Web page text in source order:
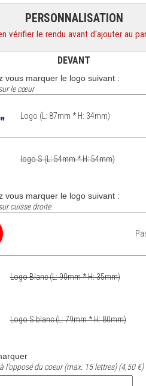
PERSONNALISATION
vérifier le rendu avant d'ajouter au
DEVANT
vous marquer le logo suivant :
le cœur
Logo (L: 87mm * H: 34mm)
logo S (L: 54mm * H: 54mm)
vous marquer le logo suivant :
cuisse droite
Logo Blanc (L: 90mm * H: 35mm)
Logo S blanc (L: 79mm * H: 80mm)
l'opposé du coeur (max. 15 lettres) (4,50 €)